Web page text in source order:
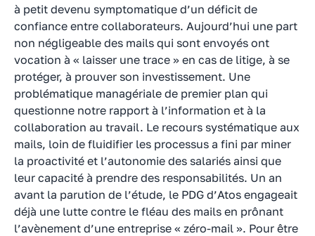
à petit devenu symptomatique d’un déficit de
confiance entre collaborateurs. Aujourd’hui une part
non négligeable des mails qui sont envoyés ont
vocation à « laisser une trace » en cas de litige, à se
protéger, à prouver son investissement. Une
problématique managériale de premier plan qui
questionne notre rapport à l’information et à la
collaboration au travail. Le recours systématique aux
mails, loin de fluidifier les processus a fini par miner
la proactivité et l’autonomie des salariés ainsi que
leur capacité à prendre des responsabilités. Un an
avant la parution de l’étude, le PDG d’Atos engageait
déjà une lutte contre le fléau des mails en prônant
l’avènement d’une entreprise « zéro-mail ». Pour être